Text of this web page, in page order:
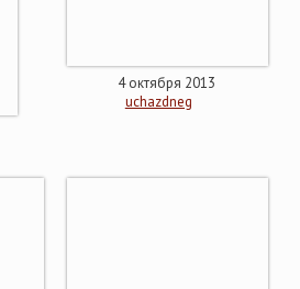
4 октября 2013
uchazdneg